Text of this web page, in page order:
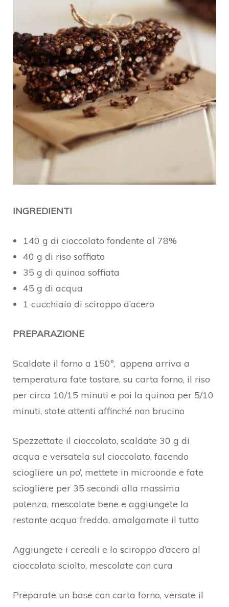
INGREDIENTI
140 g di cioccolato fondente al 78%
40 g di riso soffiato
35 g di quinoa soffiata
45 g di acqua
1 cucchiaio di sciroppo d’acero
PREPARAZIONE
Scaldate il forno a 150º, appena arriva a
temperatura fate tostare, su carta forno, il riso
per circa 10/15 minuti e poi la quinoa per 5/10
minuti, state attenti affinché non brucino
Spezzettate il cioccolato, scaldate 30 g di
acqua e versatela sul cioccolato, facendo
sciogliere un po’, mettete in microonde e fate
sciogliere per 35 secondi alla massima
potenza, mescolate bene e aggiungete la
restante acqua fredda, amalgamate il tutto
Aggiungete i cereali e lo sciroppo d’acero al
cioccolato sciolto, mescolate con cura
Preparate un base con carta forno, versate il